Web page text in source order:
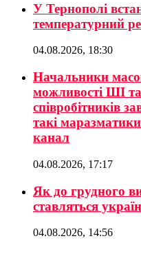
У Тернополі
температурний
04.08.2026, 18:30
Начальники
можливості ШІ
співробітників
такі
канал
04.08.2026, 17:17
Як до грудного
ставляться
04.08.2026, 14:56